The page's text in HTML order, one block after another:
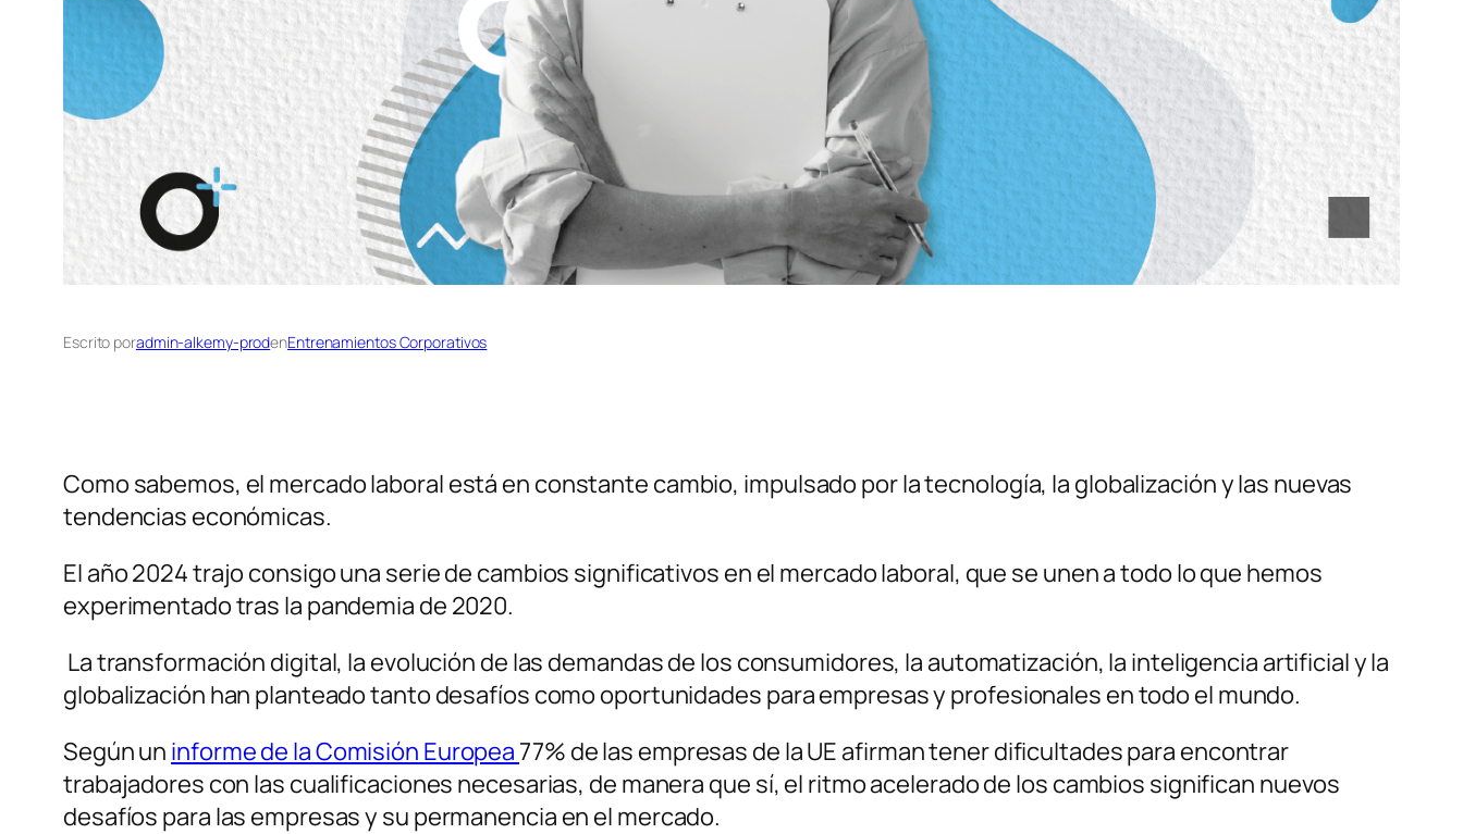
Escrito poradmin-alkemy-prodenEntrenamientos Corporativos
Como sabemos, el mercado laboral está en constante cambio, impulsado por la tecnología, la globalización y las nuevas
tendencias económicas.
El año 2024 trajo consigo una serie de cambios significativos en el mercado laboral, que se unen a todo lo que hemos
experimentado tras la pandemia de 2020.
La transformación digital, la evolución de las demandas de los consumidores, la automatización, la inteligencia artificial y la
globalización han planteado tanto desafíos como oportunidades para empresas y profesionales en todo el mundo.
Según un informe de la Comisión Europea77% de las empresas de la UE afirman tener dificultades para encontrar
trabajadores con las cualificaciones necesarias, de manera que sí, el ritmo acelerado de los cambios significan nuevos
desafíos para las empresas y su permanencia en el mercado.